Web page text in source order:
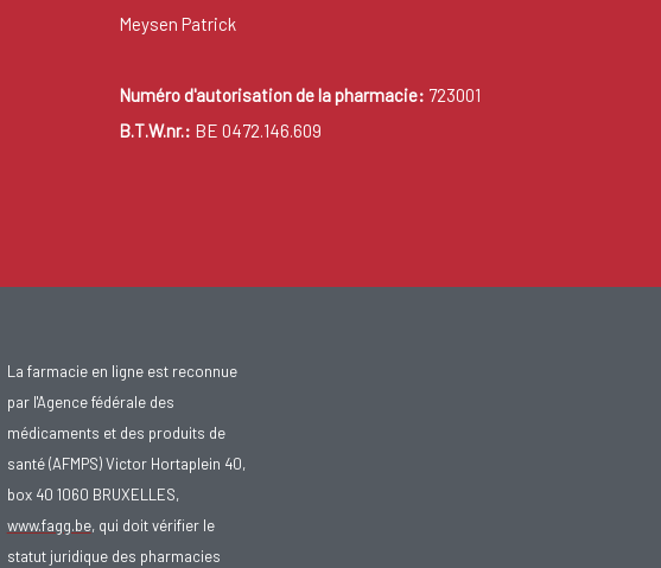
Meysen Patrick
Numéro d'autorisation de la pharmacie: 723001
B.T.W.nr.: BE 0472.146.609
La farmacie en ligne est reconnue
par l'Agence fédérale des
médicaments et des produits de
santé (AFMPS) Victor Hortaplein 40,
box 40 1060 BRUXELLES,
www.fagg.be, qui doit vérifier le
statut juridique des pharmacies